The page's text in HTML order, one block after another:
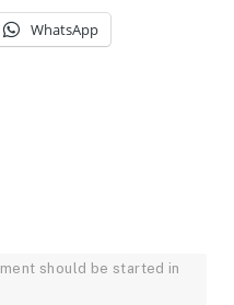
WhatsApp
should be started in